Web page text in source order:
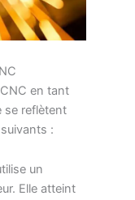
en tant
se reflètent
:
un
Elle atteint